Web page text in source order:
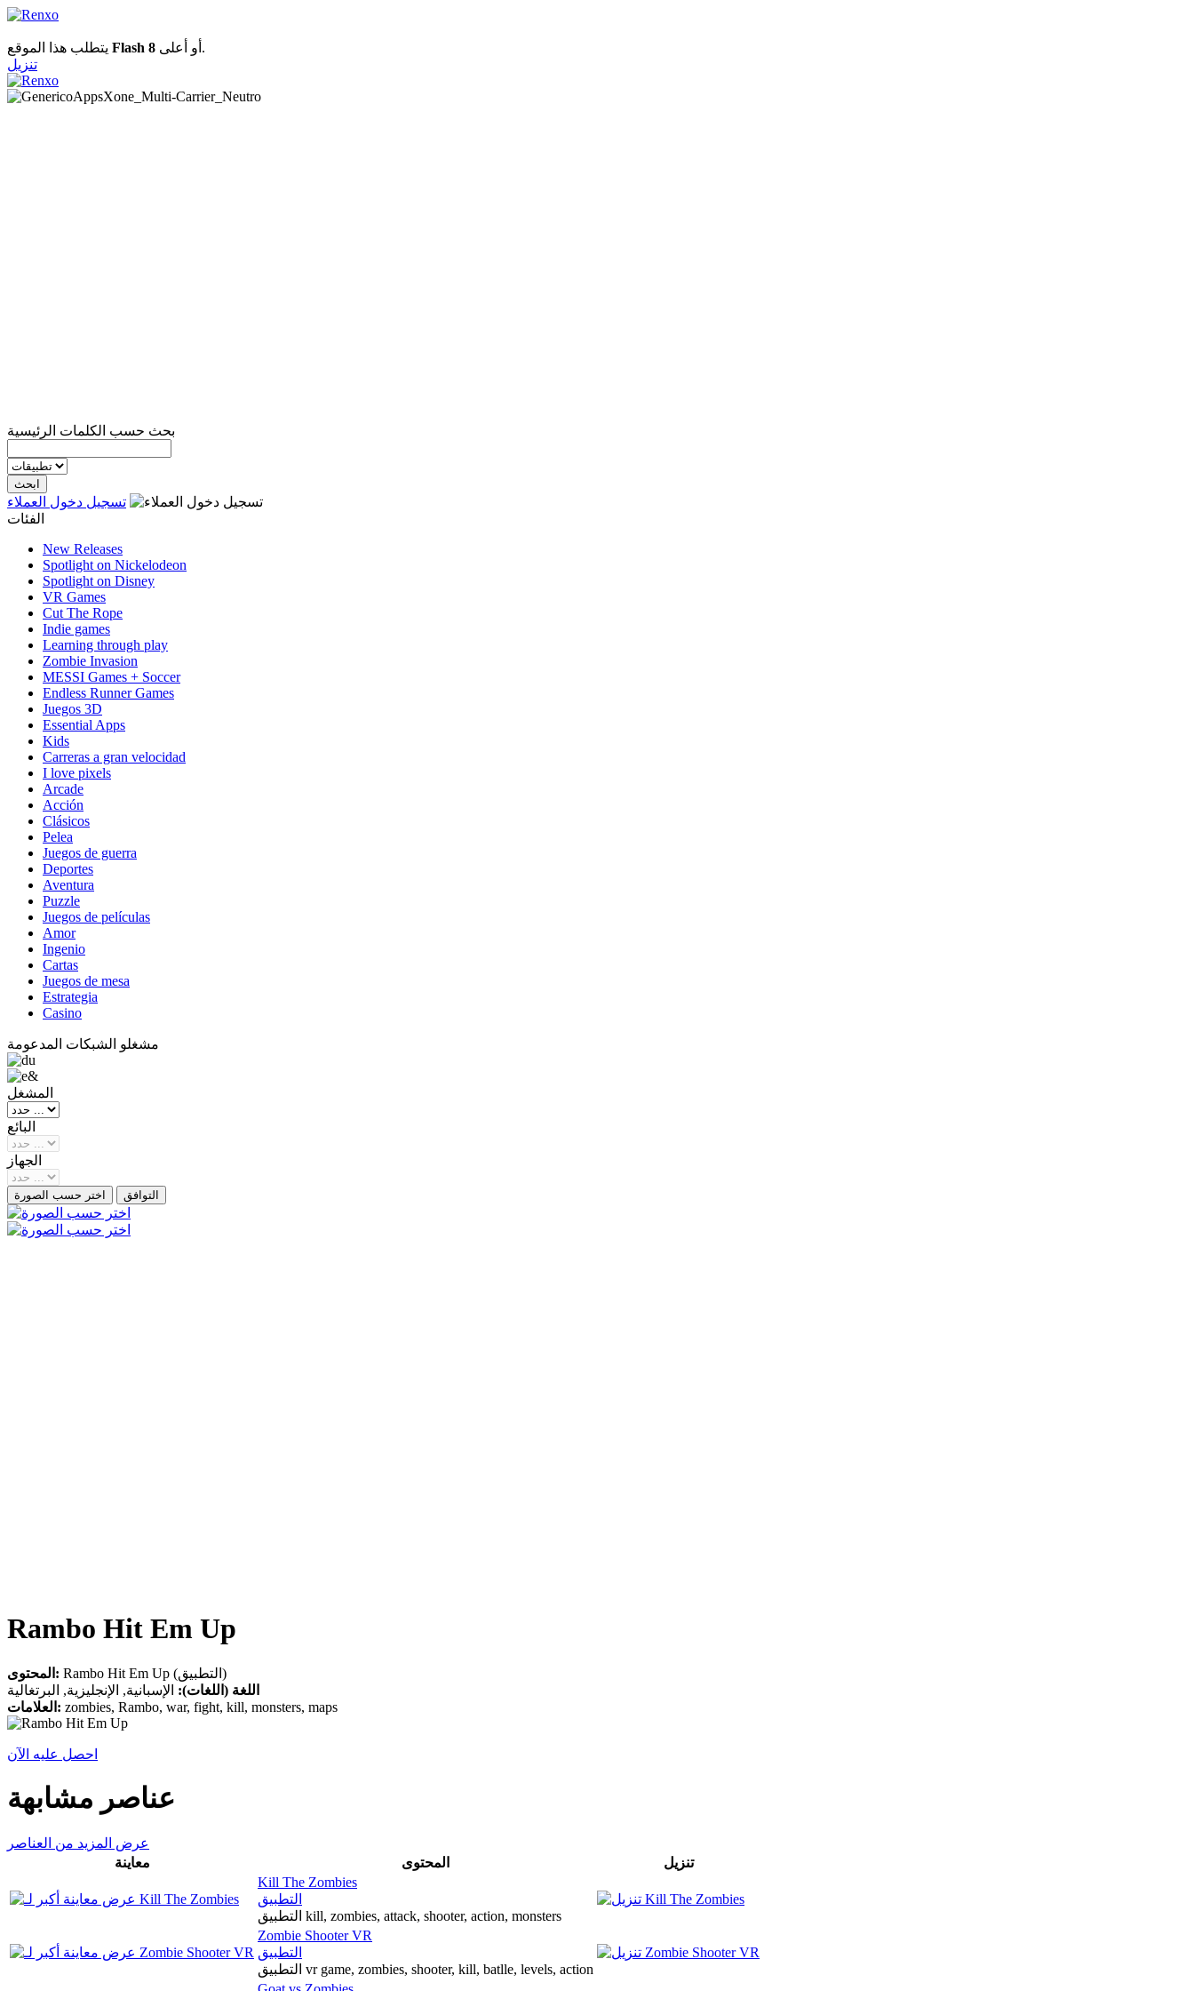
Flash 8
أو أعلى.
تنزيل
بحث حسب الكلمات الرئيسية
تسجيل دخول العملاء
الفئات
New Releases
Spotlight on Nickelodeon
Spotlight on Disney
VR Games
Cut The Rope
Indie games
Learning through play
Zombie Invasion
MESSI Games + Soccer
Endless Runner Games
Juegos 3D
Essential Apps
Kids
Carreras a gran velocidad
I love pixels
Arcade
Acción
Clásicos
Pelea
Juegos de guerra
Deportes
Aventura
Puzzle
Juegos de películas
Amor
Ingenio
Cartas
Juegos de mesa
Estrategia
Casino
مشغلو الشبكات المدعومة
المشغل
البائع
الجهاز
Rambo Hit Em Up
المحتوى:
Rambo Hit Em Up (التطبيق)
اللغة (اللغات): الإسبانية, الإنجليزية, البرتغالية
العلامات: zombies, Rambo, war, fight, kill, monsters, maps
احصل عليه الآن
عناصر مشابهة
عرض المزيد من العناصر
معاينة
المحتوى
تنزيل
Kill The Zombies
التطبيق
التطبيق kill, zombies, attack, shooter, action, monsters
Zombie Shooter VR
التطبيق
التطبيق vr game, zombies, shooter, kill, batlle, levels, action